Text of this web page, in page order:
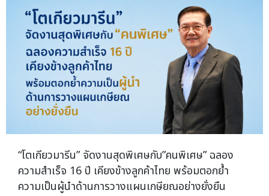
“โตเกียวมารีน” จัดงานสุดพิเศษกับ”คนพิเศษ” ฉลอง
ความสำเร็จ 16 ปี เคียงข้างลูกค้าไทย พร้อมตอกย้ำ
ความเป็นผู้นำด้านการวางแผนเกษียณอย่างยั่งยืน